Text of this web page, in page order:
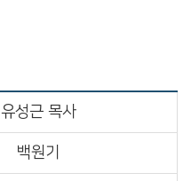
유성근 목사
백원기